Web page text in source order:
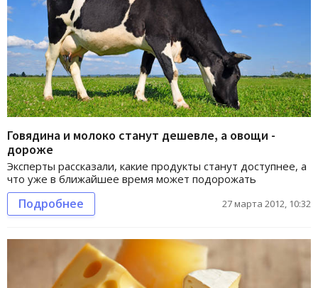
Говядина и молоко станут дешевле, а овощи -
дороже
Эксперты рассказали, какие продукты станут доступнее, а
что уже в ближайшее время может подорожать
Подробнее 27 марта 2012, 10:32